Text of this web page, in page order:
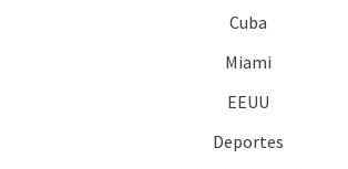
Cuba
Miami
EEUU
Deportes